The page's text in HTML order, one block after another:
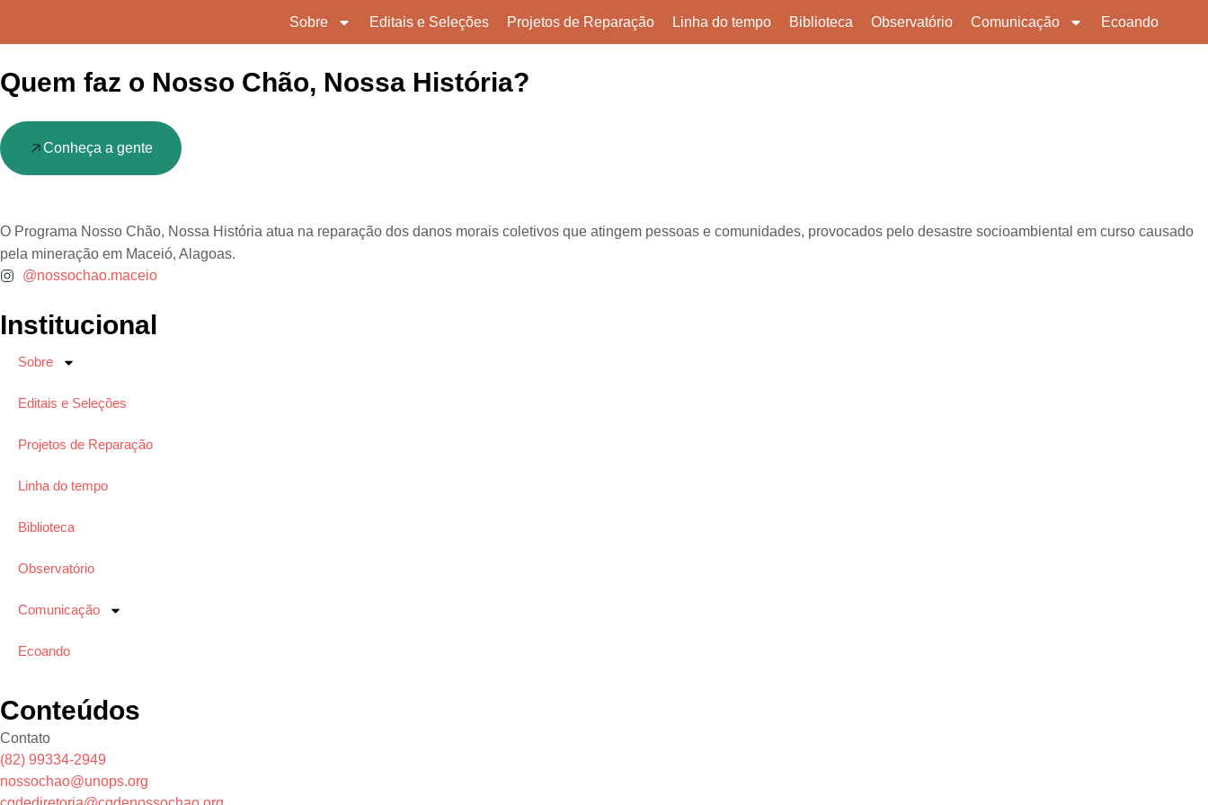
Sobre Editais e Seleções Projetos de Reparação Linha do tempo Biblioteca Observatório Comunicação Ecoando
Quem faz o Nosso Chão, Nossa História?
Conheça a gente
O Programa Nosso Chão, Nossa História atua na reparação dos danos morais coletivos que atingem pessoas e comunidades, provocados pelo desastre socioambiental em curso causado
pela mineração em Maceió, Alagoas.
@nossochao.maceio
Institucional
Sobre
Editais e Seleções
Projetos de Reparação
Linha do tempo
Biblioteca
Observatório
Comunicação
Ecoando
Conteúdos
Contato
(82) 99334-2949
nossochao@unops.org